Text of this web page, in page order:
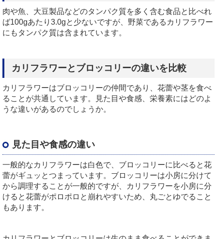
肉や魚、大豆製品などのタンパク質を多く含む食品と比べれ
ば100gあたり3.0gと少ないですが、野菜であるカリフラワー
にもタンパク質は含まれています。
カリフラワーとブロッコリーの違いを比較
カリフラワーはブロッコリーの仲間であり、花蕾や茎を食べ
ることが共通しています。見た目や食感、栄養素にはどのよ
うな違いがあるのでしょうか。
見た目や食感の違い
一般的なカリフラワーは白色で、ブロッコリーに比べると花
蕾がギュッとつまっています。ブロッコリーは小房に分けて
から調理することが一般的ですが、カリフラワーを小房に分
けると花蕾がポロポロと崩れやすいため、丸ごとゆでること
もあります。